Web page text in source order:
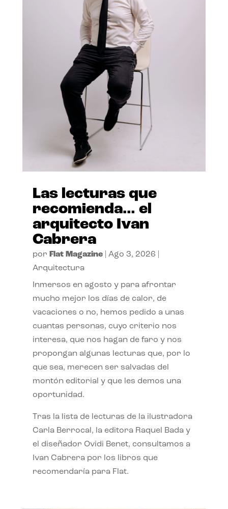
Las lecturas que
recomienda… el
arquitecto Ivan
Cabrera
por Flat Magazine| Ago 3, 2026
Arquitectura
Inmersos en agosto y para afrontar
mucho mejor los días de calor, de
vacaciones o no, hemos pedido a unas
cuantas personas, cuyo criterio nos
interesa, que nos hagan de faro y nos
propongan algunas lecturas que, por lo
que sea, merecen ser salvadas del
montón editorial y que les demos una
oportunidad.
Tras la lista de lecturas de la ilustradora
Carla Berrocal, la editora Raquel Bada y
el diseñador Ovidi Benet, consultamos a
Ivan Cabrera por los libros que
recomendaría para Flat.